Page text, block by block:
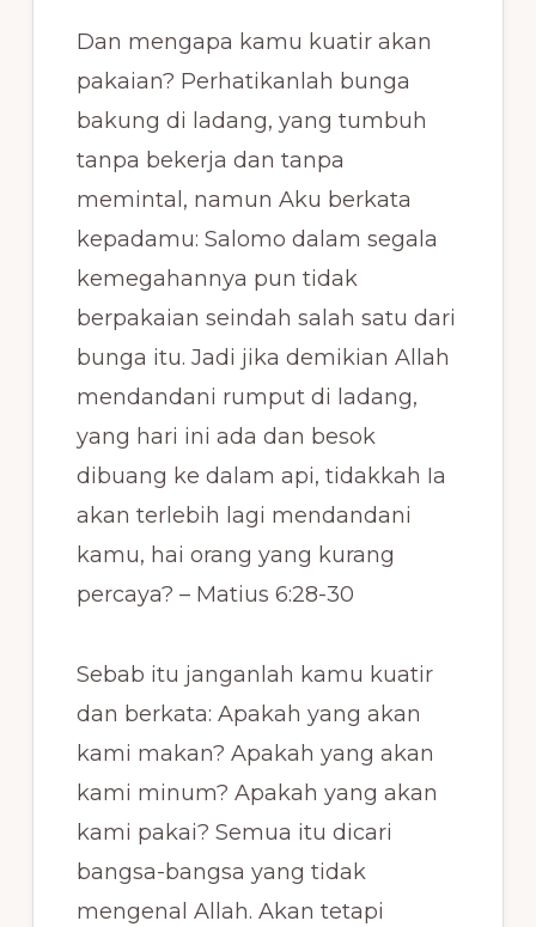
Dan mengapa kamu kuatir akan
pakaian? Perhatikanlah bunga
bakung di ladang, yang tumbuh
tanpa bekerja dan tanpa
memintal, namun Aku berkata
kepadamu: Salomo dalam segala
kemegahannya pun tidak
berpakaian seindah salah satu dari
bunga itu. Jadi jika demikian Allah
mendandani rumput di ladang,
yang hari ini ada dan besok
dibuang ke dalam api, tidakkah Ia
akan terlebih lagi mendandani
kamu, hai orang yang kurang
percaya? – Matius 6:28-30
Sebab itu janganlah kamu kuatir
dan berkata: Apakah yang akan
kami makan? Apakah yang akan
kami minum? Apakah yang akan
kami pakai? Semua itu dicari
bangsa-bangsa yang tidak
mengenal Allah. Akan tetapi